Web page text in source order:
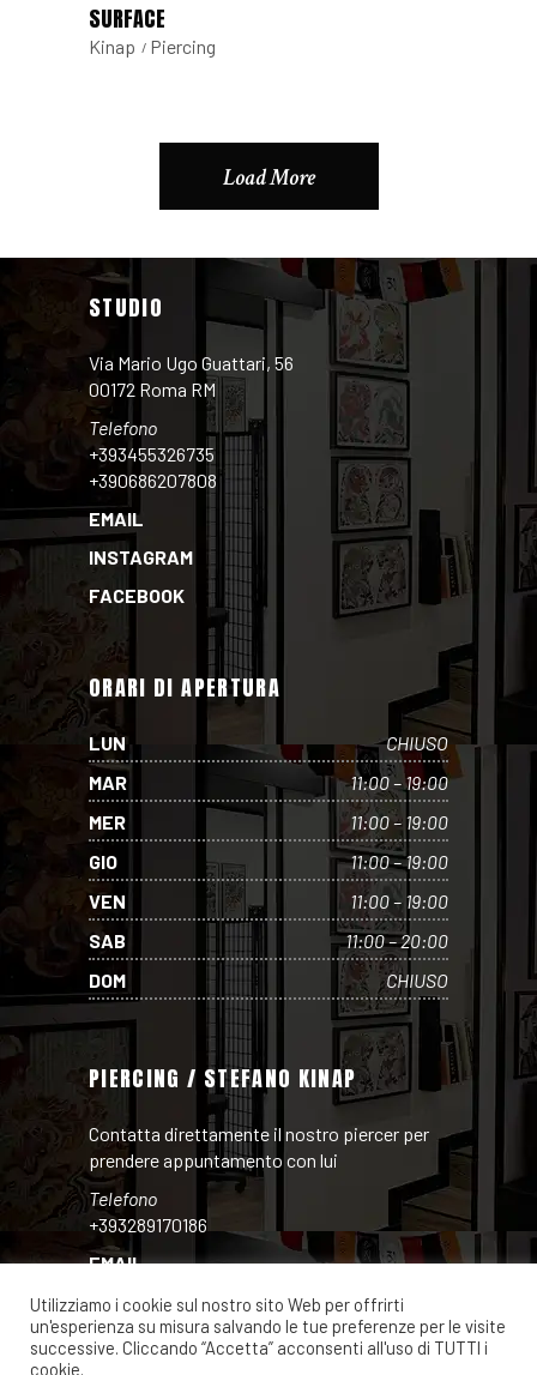
SURFACE
Kinap Piercing
Load More
STUDIO
Via Mario Ugo Guattari, 56
00172 Roma RM
Telefono
+393455326735
+390686207808
EMAIL
INSTAGRAM
FACEBOOK
ORARI DI APERTURA
LUN
CHIUSO
MAR
11:00 – 19:00
MER
11:00 – 19:00
GIO
11:00 – 19:00
VEN
11:00 – 19:00
SAB
11:00 – 20:00
DOM
CHIUSO
PIERCING / STEFANO KINAP
Contatta direttamente il nostro piercer per
prendere appuntamento con lui
Telefono
+393289170186
EMAIL
INSTAGRAM
FACEBOOK
Utilizziamo i cookie sul nostro sito Web per offrirti
un'esperienza su misura salvando le tue preferenze per le visite
successive. Cliccando “Accetta” acconsenti all'uso di TUTTI i
cookie.